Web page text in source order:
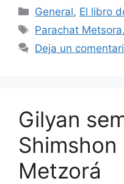
General, El libro
Parachat Metsora
Deja un
Gilyan
Shimshon
Metzorá